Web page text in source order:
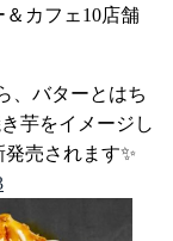
カフェ10店舗
、バターとはち
芋をイメージし
売されます✨